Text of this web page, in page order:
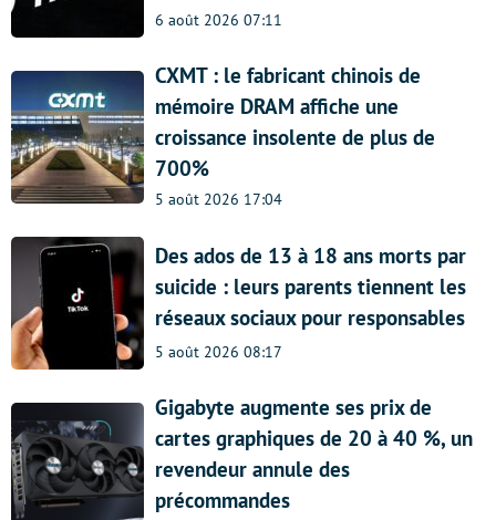
6 août 2026 07:11
CXMT : le fabricant chinois de
mémoire DRAM affiche une
croissance insolente de plus de
700%
5 août 2026 17:04
Des ados de 13 à 18 ans morts par
suicide : leurs parents tiennent les
réseaux sociaux pour responsables
5 août 2026 08:17
Gigabyte augmente ses prix de
cartes graphiques de 20 à 40 %, un
revendeur annule des
précommandes